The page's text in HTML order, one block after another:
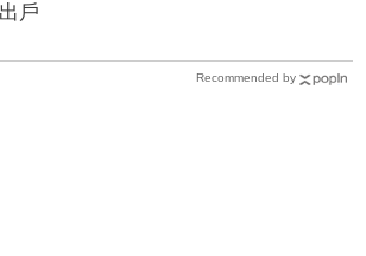
戶
Recommended by